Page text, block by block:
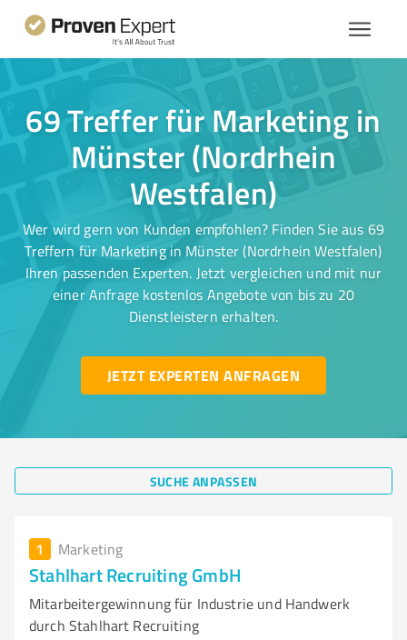
69 Treffer für Marketing in
Münster (Nordrhein
Westfalen)
Wer wird gern von Kunden empfohlen? Finden Sie aus 69
Treffern für Marketing in Münster (Nordrhein Westfalen)
Ihren passenden Experten. Jetzt vergleichen und mit nur
einer Anfrage kostenlos Angebote von bis zu 20
Dienstleistern erhalten.
JETZT EXPERTEN ANFRAGEN
SUCHE ANPASSEN
1 Marketing
Stahlhart Recruiting GmbH
Mitarbeitergewinnung für Industrie und Handwerk
durch Stahlhart Recruiting